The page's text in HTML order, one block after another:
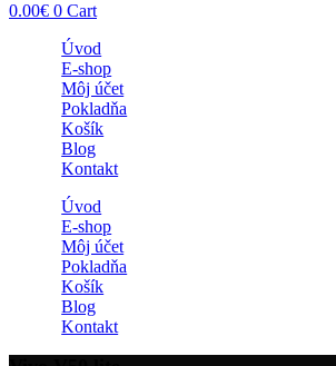
0.00€ 0 Cart
Úvod
E-shop
Môj účet
Pokladňa
Košík
Blog
Kontakt
Úvod
E-shop
Môj účet
Pokladňa
Košík
Blog
Kontakt